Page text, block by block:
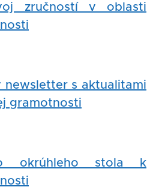
zručností v oblasti
newsletter s aktualitami
gramotnosti
okrúhleho stola k